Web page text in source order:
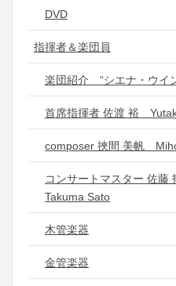
DVD
指揮者＆楽団員
楽団紹介 “シエナ・ウイ
首席指揮者 佐渡 裕
composer 挾間 美帆
コンサートマスター 佐
Takuma Sato
木管楽器
金管楽器